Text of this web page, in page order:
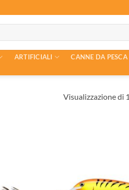
ARTIFICIALI CANNE DA PESCA
Visualizzazione di